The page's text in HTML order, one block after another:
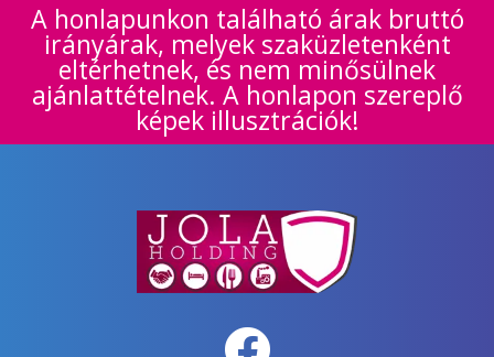
A honlapunkon található árak bruttó
irányárak, melyek szaküzletenként
eltérhetnek, és nem minősülnek
ajánlattételnek. A honlapon szereplő
képek illusztrációk!